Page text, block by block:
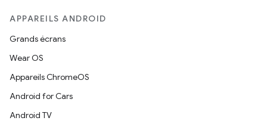
APPAREILS ANDROID
Grands écrans
Wear OS
Appareils ChromeOS
Android for Cars
Android TV